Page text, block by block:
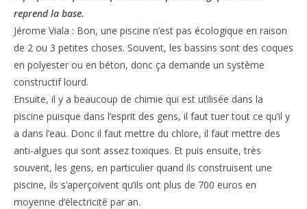
reprend la base.
Jérome Viala : Bon, une piscine n’est pas écologique en raison
de 2 ou 3 petites choses. Souvent, les bassins sont des coques
en polyester ou en béton, donc ça demande un système
constructif lourd.
Ensuite, il y a beaucoup de chimie qui est utilisée dans la
piscine puisque dans l’esprit des gens, il faut tuer tout ce qu’il y
a dans l’eau. Donc il faut mettre du chlore, il faut mettre des
anti-algues qui sont assez toxiques. Et puis ensuite, très
souvent, les gens, en particulier quand ils construisent une
piscine, ils s’aperçoivent qu’ils ont plus de 700 euros en
moyenne d’électricité par an.